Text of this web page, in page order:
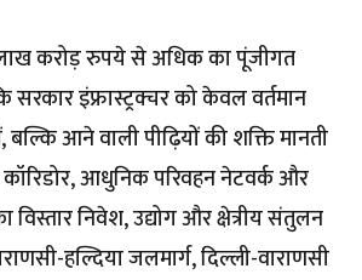
करोड़ रुपये से अधिक का पूंजीगत
सरकार इंफ्रास्ट्रक्चर को केवल वर्तमान
आने वाली पीढ़ियों की शक्ति मानती
आधुनिक परिवहन नेटवर्क और
विस्तार निवेश, उद्योग और क्षेत्रीय संतुलन
हल्दिया जलमार्ग, दिल्ली-वाराणसी